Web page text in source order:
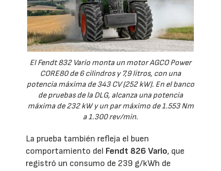
El Fendt 832 Vario monta un motor AGCO Power
CORE80 de 6 cilindros y 7,9 litros, con una
potencia máxima de 343 CV (252 kW). En el banco
de pruebas de la DLG, alcanza una potencia
máxima de 232 kW y un par máximo de 1.553 Nm
a 1.300 rev/min.
La prueba también refleja el buen
comportamiento del Fendt 826 Vario, que
registró un consumo de 239 g/kWh de